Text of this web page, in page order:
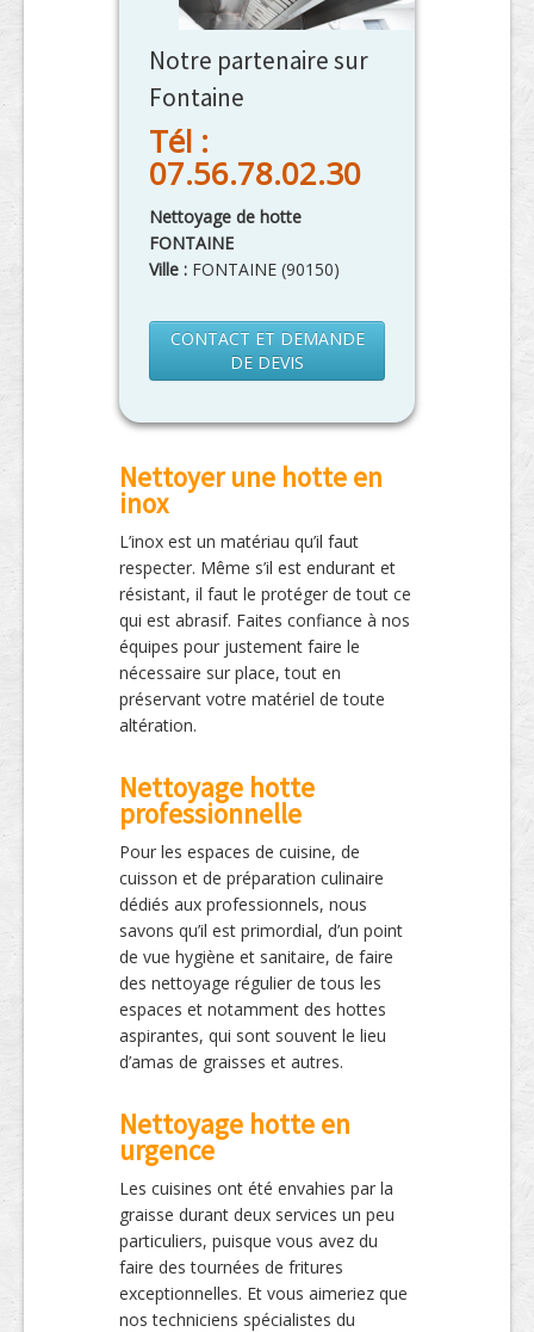
Notre partenaire sur
Fontaine
Tél :
07.56.78.02.30
Nettoyage de hotte
FONTAINE
Ville : FONTAINE (90150)
CONTACT ET DEMANDE
DE DEVIS
Nettoyer une hotte en
inox
L’inox est un matériau qu’il faut
respecter. Même s’il est endurant et
résistant, il faut le protéger de tout ce
qui est abrasif. Faites confiance à nos
équipes pour justement faire le
nécessaire sur place, tout en
préservant votre matériel de toute
altération.
Nettoyage hotte
professionnelle
Pour les espaces de cuisine, de
cuisson et de préparation culinaire
dédiés aux professionnels, nous
savons qu’il est primordial, d’un point
de vue hygiène et sanitaire, de faire
des nettoyage régulier de tous les
espaces et notamment des hottes
aspirantes, qui sont souvent le lieu
d’amas de graisses et autres.
Nettoyage hotte en
urgence
Les cuisines ont été envahies par la
graisse durant deux services un peu
particuliers, puisque vous avez du
faire des tournées de fritures
exceptionnelles. Et vous aimeriez que
nos techniciens spécialistes du